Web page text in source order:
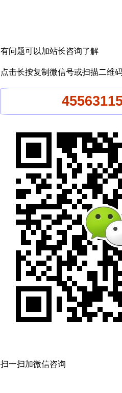
有问题可以加站长咨询了解
点击长按复制微信号或扫描二维
扫一扫加微信咨询